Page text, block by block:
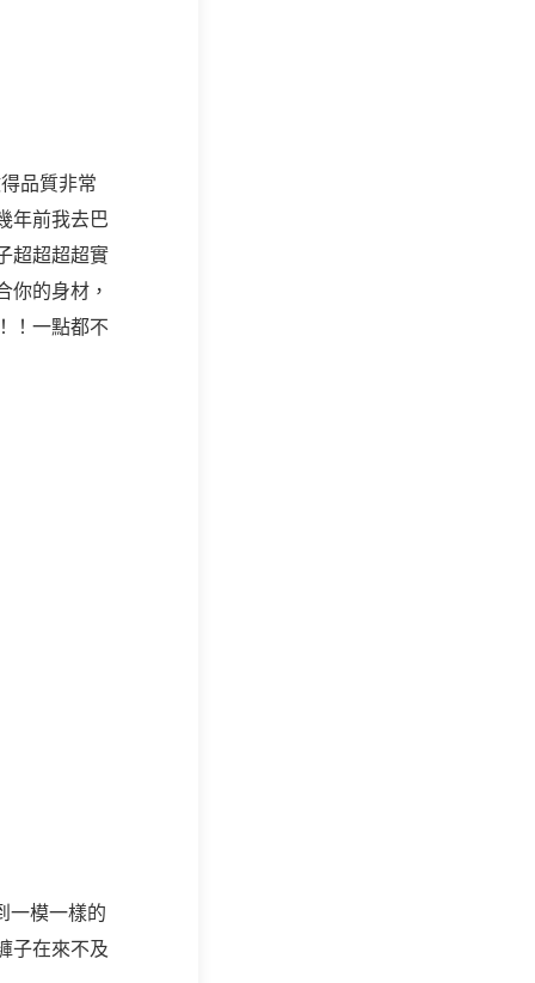
品質非常
年前我去巴
超超超超實
你的身材，
！一點都不
一模一樣的
子在來不及